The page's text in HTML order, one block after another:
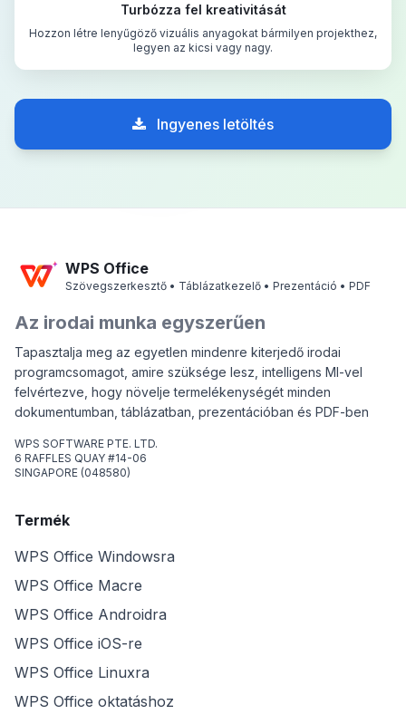
Turbózza fel kreativitását
Hozzon létre lenyűgöző vizuális anyagokat bármilyen projekthez,
legyen az kicsi vagy nagy.
Ingyenes letöltés
WPS Office
Szövegszerkesztő • Táblázatkezelő • Prezentáció • PDF
Az irodai munka egyszerűen
Tapasztalja meg az egyetlen mindenre kiterjedő irodai
programcsomagot, amire szüksége lesz, intelligens MI-vel
felvértezve, hogy növelje termelékenységét minden
dokumentumban, táblázatban, prezentációban és PDF-ben
WPS SOFTWARE PTE. LTD.
6 RAFFLES QUAY #14-06
SINGAPORE (048580)
Termék
WPS Office Windowsra
WPS Office Macre
WPS Office Androidra
WPS Office iOS-re
WPS Office Linuxra
WPS Office oktatáshoz